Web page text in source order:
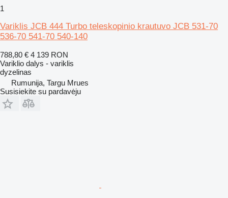
1
Variklis JCB 444 Turbo teleskopinio krautuvo JCB 531-70
536-70 541-70 540-140
788,80 € 4 139 RON
Variklio dalys - variklis
dyzelinas
Rumunija, Targu Mrues
Susisiekite su pardavėju